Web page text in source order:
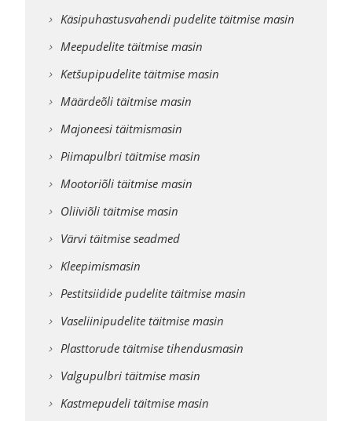
Käsipuhastusvahendi pudelite täitmise masin
Meepudelite täitmise masin
Ketšupipudelite täitmise masin
Määrdeõli täitmise masin
Majoneesi täitmismasin
Piimapulbri täitmise masin
Mootoriõli täitmise masin
Oliiviõli täitmise masin
Värvi täitmise seadmed
Kleepimismasin
Pestitsiidide pudelite täitmise masin
Vaseliinipudelite täitmise masin
Plasttorude täitmise tihendusmasin
Valgupulbri täitmise masin
Kastmepudeli täitmise masin